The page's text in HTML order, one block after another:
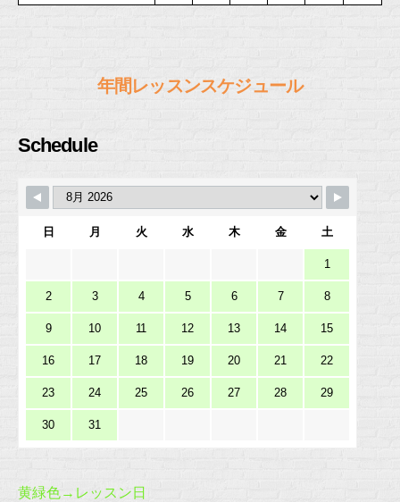
年間レッスンスケジュール
Schedule
日 月 火 水 木 金 土
1
2 3 4 5 6 7 8
9 10 11 12 13 14 15
16 17 18 19 20 21 22
23 24 25 26 27 28 29
30 31
黄緑色→レッスン日